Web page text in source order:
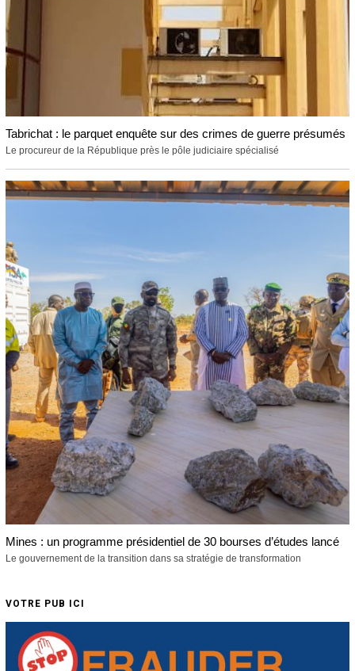
Tabrichat : le parquet enquête sur des crimes de guerre présumés
Le procureur de la République près le pôle judiciaire spécialisé
Mines : un programme présidentiel de 30 bourses d’études lancé
Le gouvernement de la transition dans sa stratégie de transformation
VOTRE PUB ICI